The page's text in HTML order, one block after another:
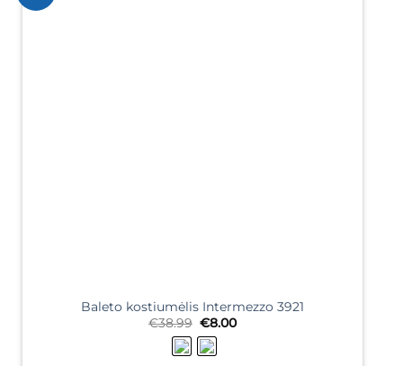
Baleto kostiumėlis Intermezzo 3921
€38.99 Original
price
was:
€38.99.
€8.00Current